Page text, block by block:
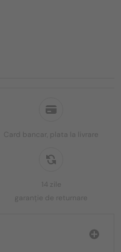
Card bancar, plata la livrare
14 zile
garanție de returnare